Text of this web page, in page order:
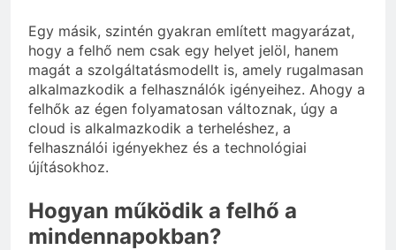
Egy másik, szintén gyakran említett magyarázat,
hogy a felhő nem csak egy helyet jelöl, hanem
magát a szolgáltatásmodellt is, amely rugalmasan
alkalmazkodik a felhasználók igényeihez. Ahogy a
felhők az égen folyamatosan változnak, úgy a
cloud is alkalmazkodik a terheléshez, a
felhasználói igényekhez és a technológiai
újításokhoz.
Hogyan működik a felhő a
mindennapokban?